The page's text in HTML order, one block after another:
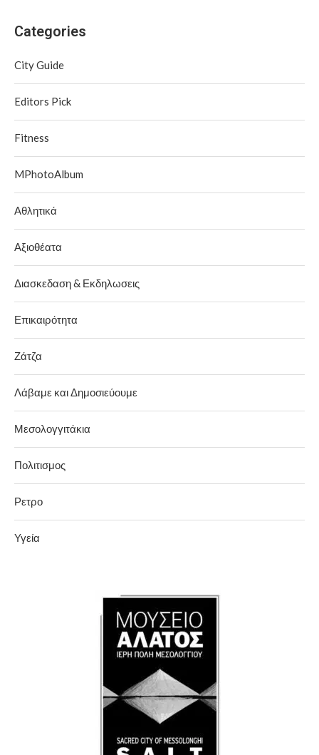
Categories
City Guide
Editors Pick
Fitness
MPhotoAlbum
Αθλητικά
Αξιοθέατα
Διασκεδαση & Εκδηλωσεις
Επικαιρότητα
Ζάτζα
Λάβαμε και Δημοσιεύουμε
Μεσολογγιτάκια
Πολιτισμος
Ρετρο
Υγεία